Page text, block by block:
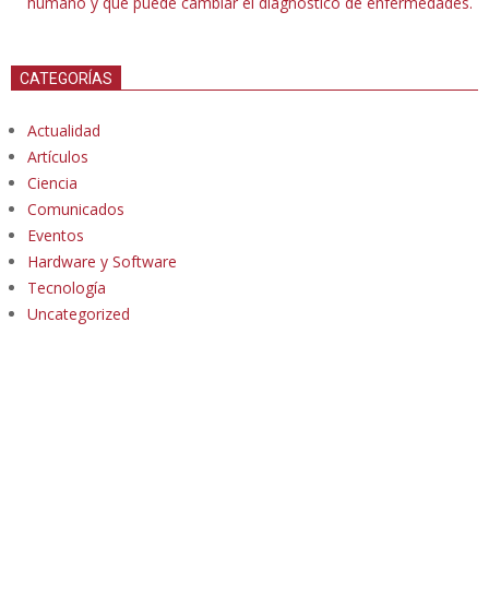
CATEGORÍAS
Actualidad
Artículos
Ciencia
Comunicados
Eventos
Hardware y Software
Tecnología
Uncategorized